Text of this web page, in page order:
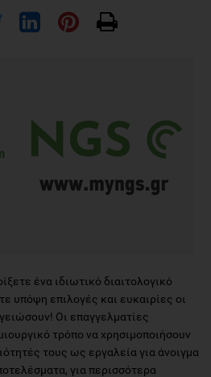
ένα ιδιωτικό διαιτολογικό
υπόψη επιλογές και ευκαιρίες οι
Οι επαγγελματίες
τρόπο να χρησιμοποιήσουν
τους ως εργαλεία για άνοιγμα
για περισσότερα